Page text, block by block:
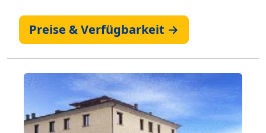
Preise & Verfügbarkeit →